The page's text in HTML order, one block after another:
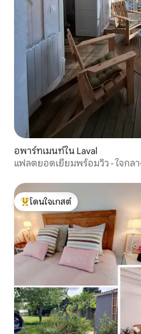
อพาร์ทเมนท์ใน Laval
แฟลตยอดเยี่ยมพร้อมวิว - ใจกลา
โดนใจเกสต์ที่สุด
โดนใจเกสต์